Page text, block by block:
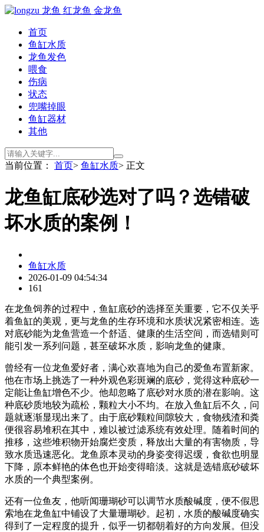
首页
鱼缸水质
龙鱼发色
喂食
伤病
状态
兜嘴掉眼
鱼缸器材
其他
当前位置： 首页> 鱼缸水质> 正文
龙鱼缸底砂选对了吗？选错破
坏水质的案例！
鱼缸水质
2026-01-09 04:54:34
161
在龙鱼饲养的过程中，鱼缸底砂的选择至关重要，它不仅关乎
着鱼缸的美观，更与龙鱼的生存环境和水质状况紧密相连。选
对底砂能为龙鱼营造一个舒适、健康的生活空间，而选错则可
能引发一系列问题，甚至破坏水质，影响龙鱼的健康。
曾经有一位龙鱼爱好者，满心欢喜地为自己的爱鱼布置新家。
他在市场上挑选了一种外观色彩斑斓的底砂，觉得这种底砂一
定能让鱼缸增色不少。他却忽略了底砂对水质的潜在影响。这
种底砂质地较为疏松，颗粒大小不均。在放入鱼缸后不久，问
题就逐渐显现出来了。由于底砂颗粒间隙较大，食物残渣和粪
便很容易堆积在其中，难以被过滤系统有效处理。随着时间的
推移，这些堆积物开始腐烂变质，释放出大量的有害物质，导
致水质迅速恶化。龙鱼原本灵动的身姿变得迟缓，食欲也明显
下降，原本鲜艳的体色也开始变得暗淡。这就是选错底砂破坏
水质的一个典型案例。
还有一位鱼友，他听闻珊瑚砂可以调节水质酸碱度，便不假思
索地在龙鱼缸中铺设了大量珊瑚砂。起初，水质的酸碱度确实
得到了一定程度的提升，似乎一切都朝着好的方向发展。但没